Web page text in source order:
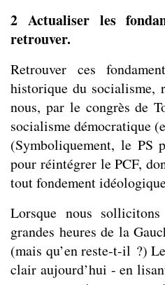
2 Actualiser les
retrouver.
Retrouver ces
historique du socialisme,
nous, par le congrès de
socialisme démocratique
(Symboliquement, le PS
pour réintégrer le PCF,
tout fondement
Lorsque nous
grandes heures de la
(mais qu’en reste-t-il ?)
clair aujourd’hui - en